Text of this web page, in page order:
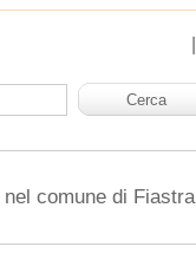
comune di Fiastra